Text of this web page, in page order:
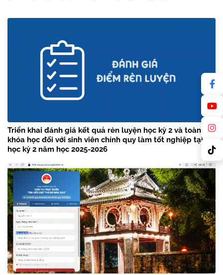
Triển khai đánh giá kết quả rèn luyện học kỳ 2 và toàn
khóa học đối với sinh viên chính quy làm tốt nghiệp tại
học kỳ 2 năm học 2025-2026